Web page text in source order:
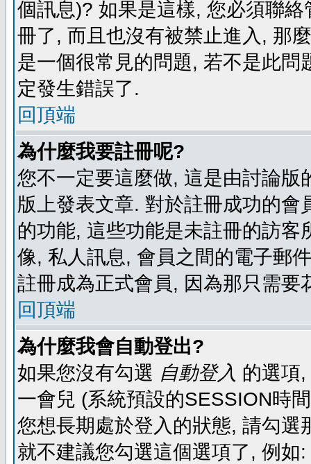
個訊息)? 如果是這樣, 您必須聯
冊了, 而且也沒有被禁止進入, 那
是一個很常見的問題, 若不是此
定發生錯誤了.
回頂端
為什麼我要註冊呢?
您不一定要這麼做, 這是由討論
版上發表文章. 對於註冊成功的
的功能, 這些功能是未註冊的訪
像, 私人訊息, 會員之間的電子郵
註冊成為正式會員, 因為那只需要
回頂端
為什麼我會自動登出?
如果您沒有勾選 自動登入 的選項
一會兒 (系統預設的SESSION時
您想長期處於登入的狀態, 請勾
就不建議您勾選這個選項了, 例